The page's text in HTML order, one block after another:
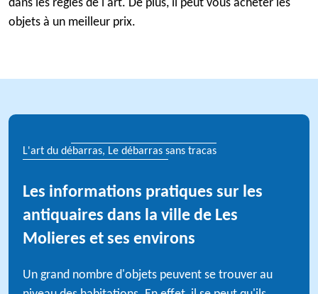
dans les règles de l'art. De plus, il peut vous acheter les
objets à un meilleur prix.
L'art du débarras, Le débarras sans tracas
Les informations pratiques sur les
antiquaires dans la ville de Les
Molieres et ses environs
Un grand nombre d'objets peuvent se trouver au